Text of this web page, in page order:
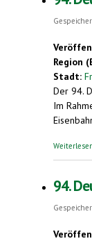
Region
Stadt:
Der 94.
Im
94.